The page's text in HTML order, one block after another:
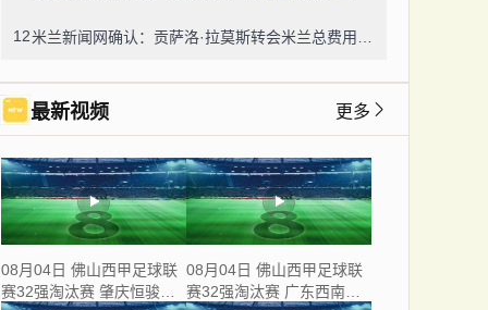
12
最新视频 更多
08月04日 佛山西甲足球联
赛32强淘汰赛 肇庆恒骏成
08月04日 佛山西甲足球联
赛32强淘汰赛 广东西南建